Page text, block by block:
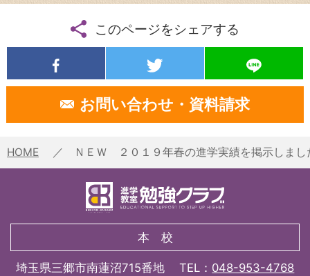
このページをシェアする
お問い合わせ・資料請求
HOME ＮＥＷ ２０１９年春の進学実績を掲示しまし
本 校
埼玉県三郷市南蓮沼715番地 TEL： 048-953-4768